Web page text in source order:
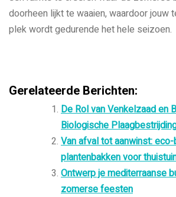
doorheen lijkt te waaien, waardoor jouw
plek wordt gedurende het hele seizoen.
Gerelateerde Berichten:
De Rol van Venkelzaad en
Biologische
Van afval tot aanwinst:
plantenbakken voor
Ontwerp je mediterraanse
zomerse feesten